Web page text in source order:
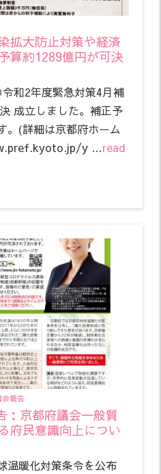
拡大防止対策や経済
算約1289億円が可決
和2年度緊急対策4月補
成立しました。補正予
。(詳細は京都府ホーム
y …read
会報告
：京都府議会一般質
府民意識向上につい
温暖化対策条令を公布